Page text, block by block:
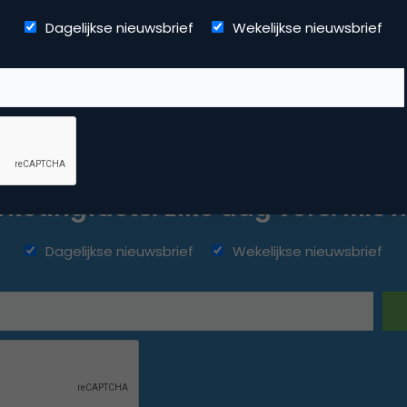
Dagelijkse nieuwsbrief Wekelijkse nieuwsbrief
Elke dag vers. Mis
Dagelijkse nieuwsbrief Wekelijkse nieuwsbrief